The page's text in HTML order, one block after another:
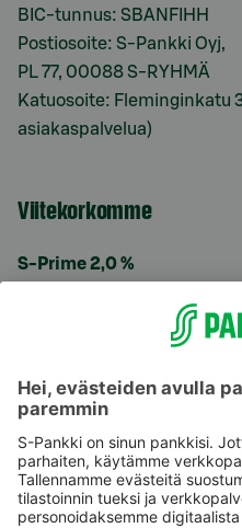
BIC-tunnus: SBANFIHH
Postiosoite: S-Pankki Oyj,
PL 77, 00088 S-RYHMÄ
Katuosoite: Fleminginkatu
asiakaspalvelua)
Viitekorkomme
S-Prime 2,0 %
Käyttöehdot